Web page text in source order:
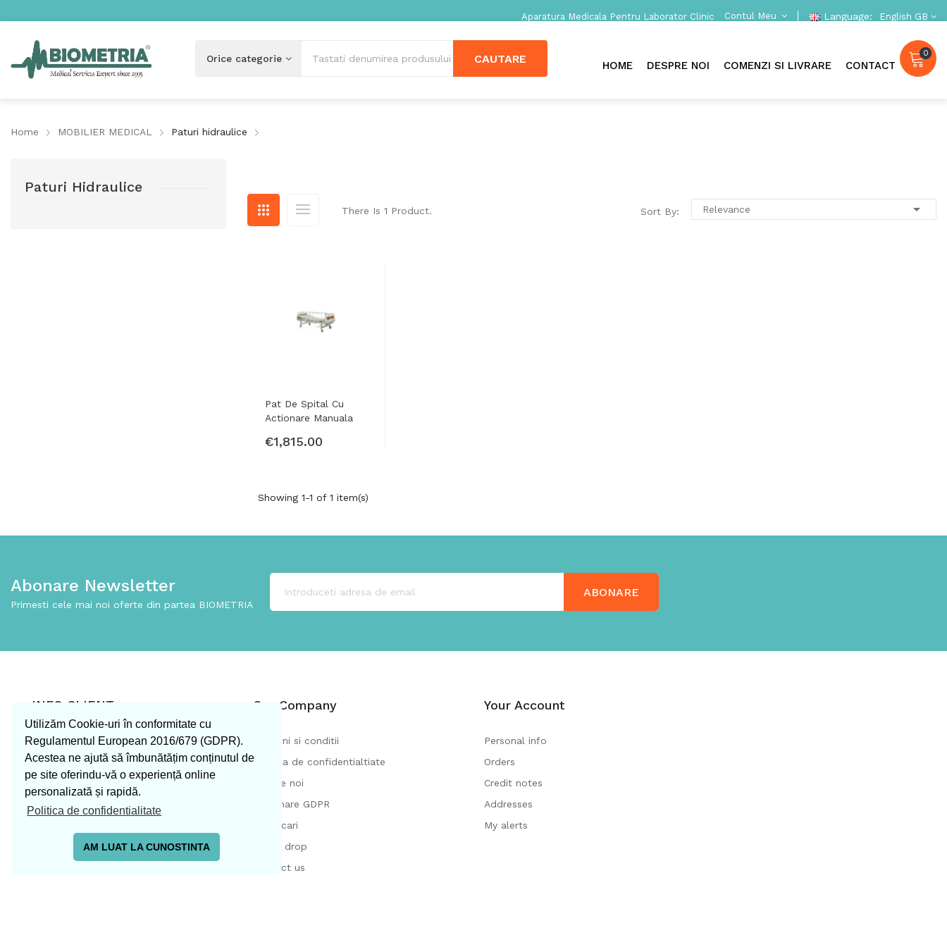
Utilizăm Cookie-uri în conformitate cu
Regulamentul European 2016/679 (GDPR).
Acestea ne ajută să îmbunătățim conținutul de
pe site oferindu-vă o experiență online
personalizată și rapidă.
Politica de confidentialitate
AM LUAT LA CUNOSTINTA
Language: English GB
Contul Meu
Aparatura Medicala Pentru Laborator Clinic
0
CAUTARE HOME DESPRE NOI COMENZI SI LIVRARE CONTACT
Home MOBILIER MEDICAL Paturi hidraulice
Paturi Hidraulice
There Is 1 Product. Sort By: Relevance 
Pat De Spital Cu
Actionare Manuala
€1,815.00
Showing 1-1 of 1 item(s)
Abonare Newsletter
Primesti cele mai noi oferte din partea BIOMETRIA
INFO CLIENT
Prices drop
New products
Best sales
ANPC
Our Company
Termeni si conditii
Politica de confidentialtiate
Despre noi
Informare GDPR
Certificari
Prices drop
Contact us
Your Account
Personal info
Orders
Credit notes
Addresses
My alerts